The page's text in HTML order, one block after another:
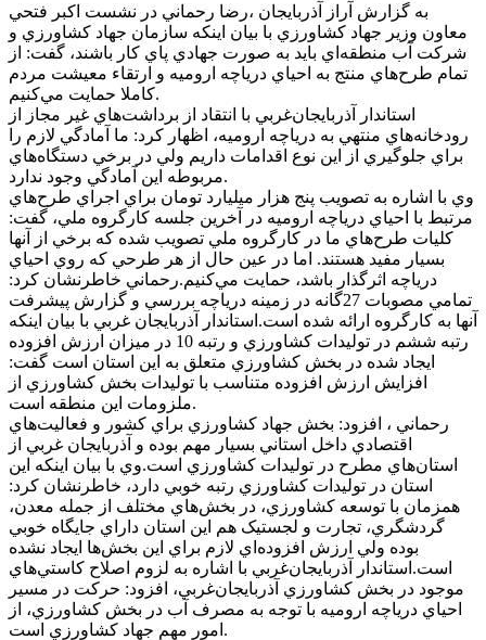
به گزارش آراز آذربايجان ،رضا رحماني در نشست اکبر فتحي
معاون وزير جهاد کشاورزي با بيان اينکه سازمان جهاد کشاورزي و
شرکت آب منطقه‌اي بايد به صورت جهادي پاي کار باشند، گفت: از
تمام طرح‌هاي منتج به احياي درياچه اروميه و ارتقاء معيشت مردم
کاملا حمايت مي‌کنيم.
استاندار آذربايجان‌غربي با انتقاد از برداشت‌هاي غير مجاز از
رودخانه‌هاي منتهي به درياچه اروميه، اظهار کرد: ما آمادگي لازم را
براي جلوگيري از اين نوع اقدامات داريم ولي در برخي دستگاه‌هاي
مربوطه اين آمادگي وجود ندارد.
وي با اشاره به تصويب پنج هزار ميليارد تومان براي اجراي طرح‌هاي
مرتبط با احياي درياچه اروميه در آخرين جلسه کارگروه ملي، گفت:
کليات طرح‌هاي ما در کارگروه ملي تصويب شده که برخي از آنها
بسيار مفيد هستند. اما در عين حال از هر طرحي که روي احياي
درياچه اثرگذار باشد، حمايت مي‌کنيم.رحماني خاطرنشان کرد:
تمامي مصوبات 27گانه در زمينه درياچه بررسي و گزارش پيشرفت
آنها به کارگروه ارائه شده است.استاندار آذربايجان غربي با بيان اينکه
رتبه ششم در توليدات کشاورزي و رتبه 10 در ميزان ارزش افزوده
ايجاد شده در بخش کشاورزي متعلق به اين استان است گفت:
افزايش ارزش افزوده متناسب با توليدات بخش کشاورزي از
ملزومات اين منطقه است.
رحماني ، افزود: بخش جهاد کشاورزي براي کشور و فعاليت‌هاي
اقتصادي داخل استاني بسيار مهم بوده و آذربايجان غربي از
استان‌هاي مطرح در توليدات کشاورزي است.وي با بيان اينکه اين
استان در توليدات کشاورزي رتبه خوبي دارد، خاطرنشان کرد:
همزمان با توسعه کشاورزي، در بخش‌هاي مختلف از جمله معدن،
گردشگري، تجارت و لجستيک هم اين استان داراي جايگاه خوبي
بوده ولي ارزش افزوده‌اي لازم براي اين بخش‌ها ايجاد نشده
است.استاندار آذربايجان‌غربي با اشاره به لزوم اصلاح کاستي‌هاي
موجود در بخش کشاورزي آذربايجان‌غربي، افزود: حرکت در مسير
احياي درياچه اروميه با توجه به مصرف آب در بخش کشاورزي، از
امور مهم جهاد کشاورزي است.